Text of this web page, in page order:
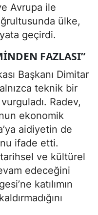
Avrupa ile
ülke,
geçirdi.
FAZLASI”
Başkanı Dimitar
teknik bir
Radev,
ekonomik
aidiyetin de
ifade etti.
ve kültürel
edeceğini
katılımın